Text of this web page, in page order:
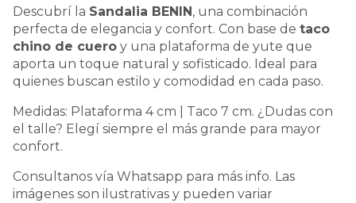
Descubrí la Sandalia BENIN , una combinación
perfecta de elegancia y confort. Con base de taco
chino de cuero y una plataforma de yute que
aporta un toque natural y sofisticado. Ideal para
quienes buscan estilo y comodidad en cada paso.
Medidas: Plataforma 4 cm | Taco 7 cm. ¿Dudas con
el talle? Elegí siempre el más grande para mayor
confort.
Consultanos vía Whatsapp para más info. Las
imágenes son ilustrativas y pueden variar